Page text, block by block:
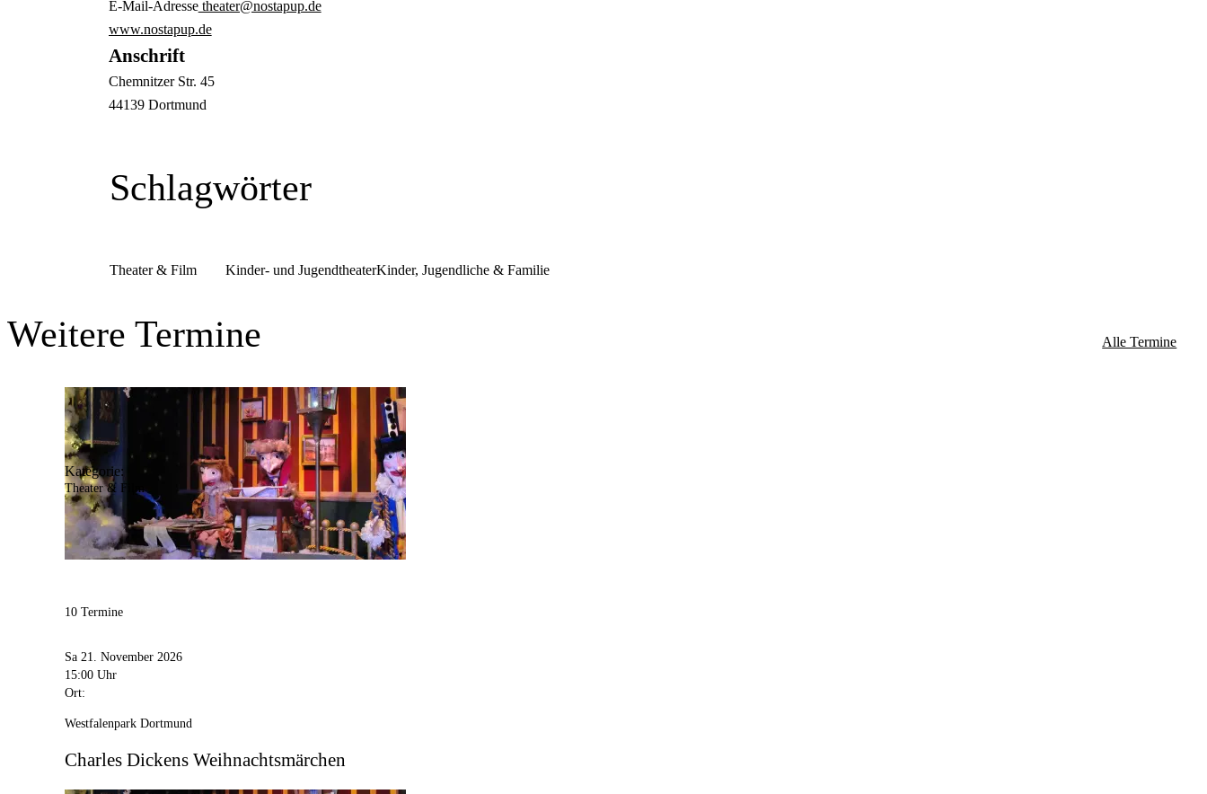
E-Mail-Adressetheater@nostapup.de
www.nostapup.de
Anschrift
Chemnitzer Str. 45
44139 Dortmund
Schlagwörter
Theater & Film Kinder- und JugendtheaterKinder, Jugendliche & Familie
Weitere Termine Alle Termine
Kategorie:
Theater & Film
10 Termine
Sa 21. November 2026
15:00 Uhr
Ort:
Westfalenpark Dortmund
Charles Dickens Weihnachtsmärchen